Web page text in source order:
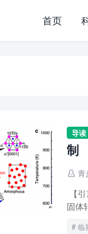
首页
导读
制
 青
【
固体
临